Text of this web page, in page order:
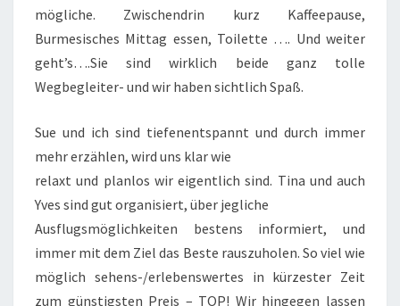
mögliche. Zwischendrin kurz Kaffeepause,
Burmesisches Mittag essen, Toilette …. Und weiter
geht’s….Sie sind wirklich beide ganz tolle
Wegbegleiter- und wir haben sichtlich Spaß.
Sue und ich sind tiefenentspannt und durch immer
mehr erzählen, wird uns klar wie
relaxt und planlos wir eigentlich sind. Tina und auch
Yves sind gut organisiert, über jegliche
Ausflugsmöglichkeiten bestens informiert, und
immer mit dem Ziel das Beste rauszuholen. So viel wie
möglich sehens-/erlebenswertes in kürzester Zeit
zum günstigsten Preis – TOP! Wir hingegen lassen